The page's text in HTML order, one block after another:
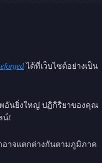
ได้ที่เว็บไซต์อย่างเป็น
พอันยิ่งใหญ่ ปฏิกิริยาของคุณ
น์!
อาจแตกต่างกันตามภูมิภาค